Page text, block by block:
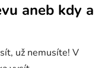
aneb kdy a
už nemusíte! V